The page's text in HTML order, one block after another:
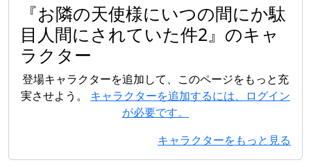
『お隣の天使様にいつの間にか駄
目人間にされていた件2』のキャ
ラクター
登場キャラクターを追加して、このページをもっと充
実させよう。 キャラクターを追加するには、ログイン
が必要です。
キャラクターをもっと見る